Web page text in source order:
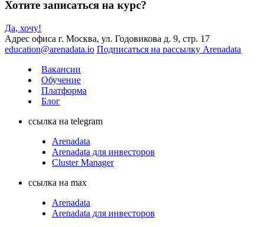
Хотите записаться на курс?
Да, хочу!
Адрес офиса г. Москва, ул. Годовикова д. 9, стр. 17
education@arenadata.io Подписаться на рассылку Arenadata
Вакансии
Обучение
Платформа
Блог
ссылка на telegram
Arenadata
Arenadata для инвесторов
Cluster Manager
ссылка на max
Arenadata
Arenadata для инвесторов